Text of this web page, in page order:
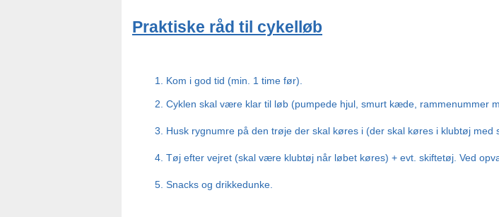
Praktiske råd til cykelløb
Kom i god tid (min. 1 time før).
Cyklen skal være klar til løb (pumpede hjul, smurt kæde, rammenummer
Husk rygnumre på den trøje der skal køres i (der skal køres i klubtøj med
Tøj efter vejret (skal være klubtøj når løbet køres) + evt. skiftetøj. Ved
Snacks og